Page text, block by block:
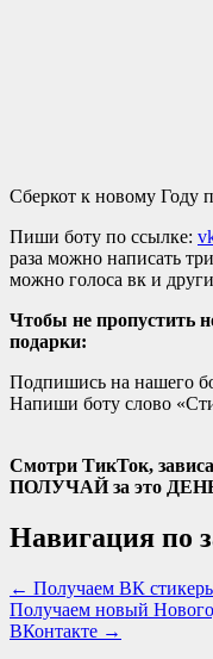
Сберкот к новому Году
Пиши боту по ссылке:
раза можно написать
можно голоса вк и
Чтобы не пропустить
подарки:
Подпишись на нашего
Напиши боту слово
Смотри ТикТок,
ПОЛУЧАЙ за это
Навигация по
← Получаем ВК
Получаем новый
ВКонтакте →